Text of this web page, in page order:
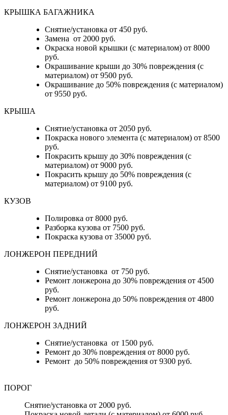
КРЫШКА БАГАЖНИКА
Снятие/установка от 450 руб.
Замена от 2000 руб.
Окраска новой крышки (с материалом) от 8000
руб.
Окрашивание крыши до 30% повреждения (с
материалом) от 9500 руб.
Окрашивание до 50% повреждения (с материалом)
от 9550 руб.
КРЫША
Снятие/установка от 2050 руб.
Покраска нового элемента (с материалом) от 8500
руб.
Покрасить крышу до 30% повреждения (с
материалом) от 9000 руб.
Покрасить крышу до 50% повреждения (с
материалом) от 9100 руб.
КУЗОВ
Полировка от 8000 руб.
Разборка кузова от 7500 руб.
Покраска кузова от 35000 руб.
ЛОНЖЕРОН ПЕРЕДНИЙ
Снятие/установка от 750 руб.
Ремонт лонжерона до 30% повреждения от 4500
руб.
Ремонт лонжерона до 50% повреждения от 4800
руб.
ЛОНЖЕРОН ЗАДНИЙ
Снятие/установка от 1500 руб.
Ремонт до 30% повреждения от 8000 руб.
Ремонт до 50% повреждения от 9300 руб.
ПОРОГ
Снятие/установка от 2000 руб.